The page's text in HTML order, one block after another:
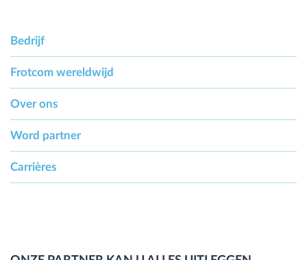
Bedrijf
Frotcom wereldwijd
Over ons
Word partner
Carrières